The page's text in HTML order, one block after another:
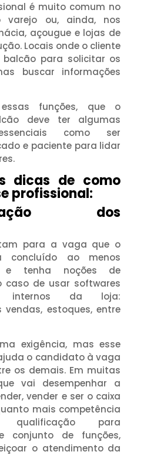
é muito comum no
varejo ou, ainda, nos
açougue e lojas de
Locais onde o cliente
para solicitar os
buscar informações
funções, que o
deve ter algumas
como ser
e paciente para lidar
dicas de como
profissional:
dos
para a vaga que o
concluído ao menos
e tenha noções de
de usar softwares
internos da loja:
estoques, entre
exigência, mas esse
o candidato à vaga
os demais. Em muitas
vai desempenhar a
vender e ser o caixa
mais competência
qualificação para
conjunto de funções,
o atendimento da